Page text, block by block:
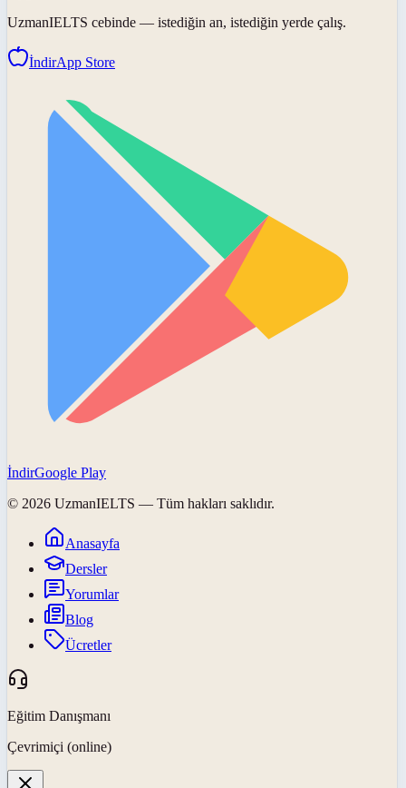
UzmanIELTS cebinde — istediğin an, istediğin yerde çalış.
İndirApp Store
İndirGoogle Play
© 2026 UzmanIELTS — Tüm hakları saklıdır.
Anasayfa
Dersler
Yorumlar
Blog
Ücretler
Eğitim Danışmanı
Çevrimiçi (online)